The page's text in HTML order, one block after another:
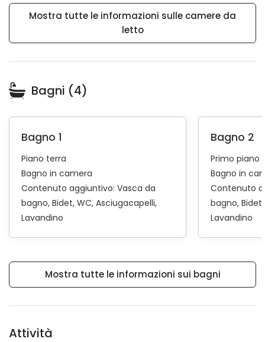
Mostra tutte le informazioni sulle camere da
letto
Bagni (4)
Bagno 1
Piano terra
Bagno in camera
Contenuto aggiuntivo: Vasca da
bagno Bidet WC Asciugacapelli
Lavandino
Bagno 2
Primo piano
Bagno in
Contenuto
bagno Bidet
Lavandino
Mostra tutte le informazioni sui bagni
Attività